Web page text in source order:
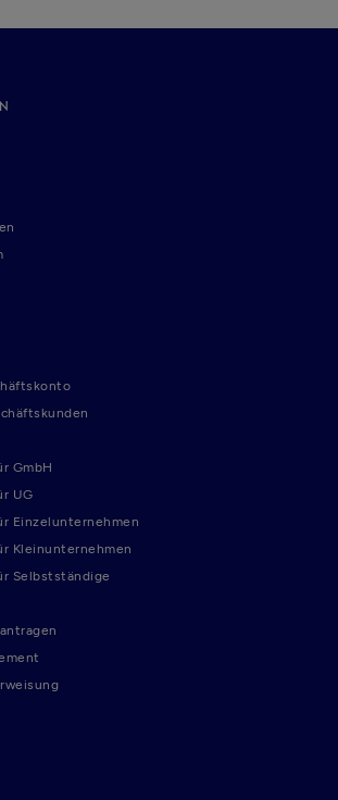
GmbH
UG
Einzelunternehmen
Kleinunternehmen
Selbstständige